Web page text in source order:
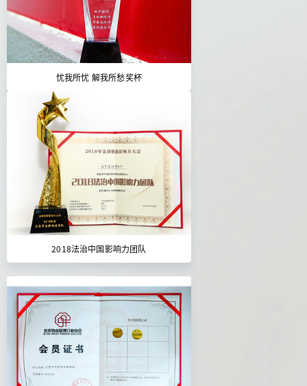
忧我所忧 解我所愁奖杯
2018法治中国影响力团队